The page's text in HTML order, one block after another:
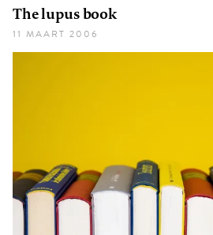
The lupus book
11 MAART 2006